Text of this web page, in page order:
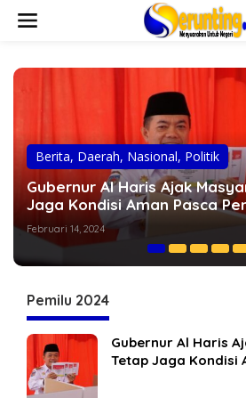
Berita,Daerah,Nasional,Politik
Wartawan Asal Kota Jambi
Caleg DPRD Dapil IV Partai
Februari 1, 2024
Pemilu 2024
Gubernur Al Haris
Tetap Jaga Kondisi